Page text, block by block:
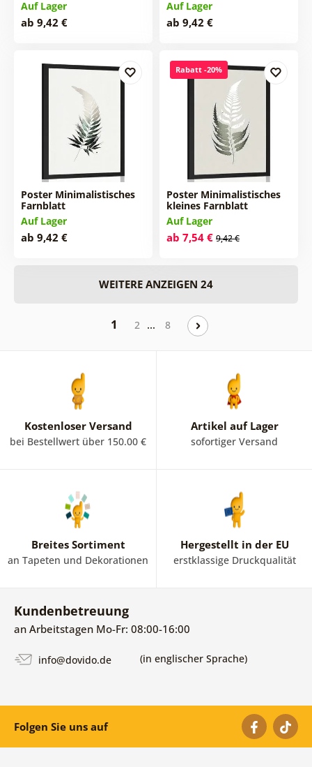
Auf Lager
ab 9,42 €
Auf Lager
ab 9,42 €
Poster Minimalistisches
Farnblatt
Auf Lager
ab 9,42 €
Rabatt -20%
Poster Minimalistisches
kleines Farnblatt
Auf Lager
ab 7,54 € 9,42 €
WEITERE ANZEIGEN 24
1 2 … 8
Kostenloser Versand
bei Bestellwert über 150.00 €
Artikel auf Lager
sofortiger Versand
Breites Sortiment
an Tapeten und Dekorationen
Hergestellt in der EU
erstklassige Druckqualität
Kundenbetreuung
an Arbeitstagen Mo-Fr: 08:00-16:00
info@dovido.de (in englischer Sprache)
Folgen Sie uns auf